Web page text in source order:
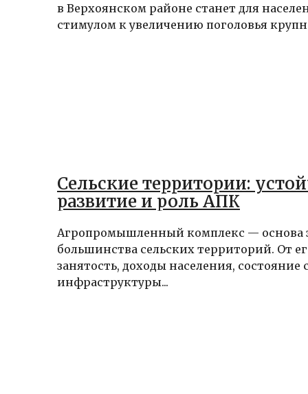
в Верхоянском районе станет для
стимулом к увеличению поголовья
Сельские территории:
развитие и роль АПК
Агропромышленный комплекс — основа
большинства сельских территорий. От
занятость, доходы населения, состояние
инфраструктуры...